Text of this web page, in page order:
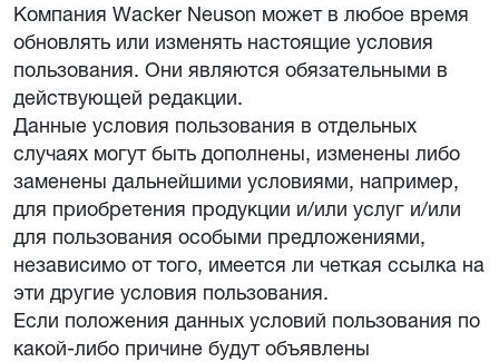
Компания Wacker Neuson может в любое время
обновлять или изменять настоящие условия
пользования. Они являются обязательными в
действующей редакции.
Данные условия пользования в отдельных
случаях могут быть дополнены, изменены либо
заменены дальнейшими условиями, например,
для приобретения продукции и/или услуг и/или
для пользования особыми предложениями,
независимо от того, имеется ли четкая ссылка на
эти другие условия пользования.
Если положения данных условий пользования по
какой-либо причине будут объявлены